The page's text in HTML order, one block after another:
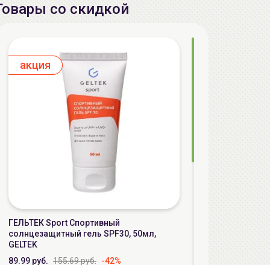
со скидкой
aкция
ГЕЛЬТЕК Sport Спортивный
солнцезащитный гель SPF30, 50мл,
GELTEK
89.99 руб. 155.69 руб. -42%